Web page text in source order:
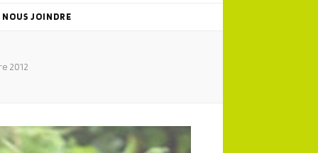
NOUS JOINDRE
2012